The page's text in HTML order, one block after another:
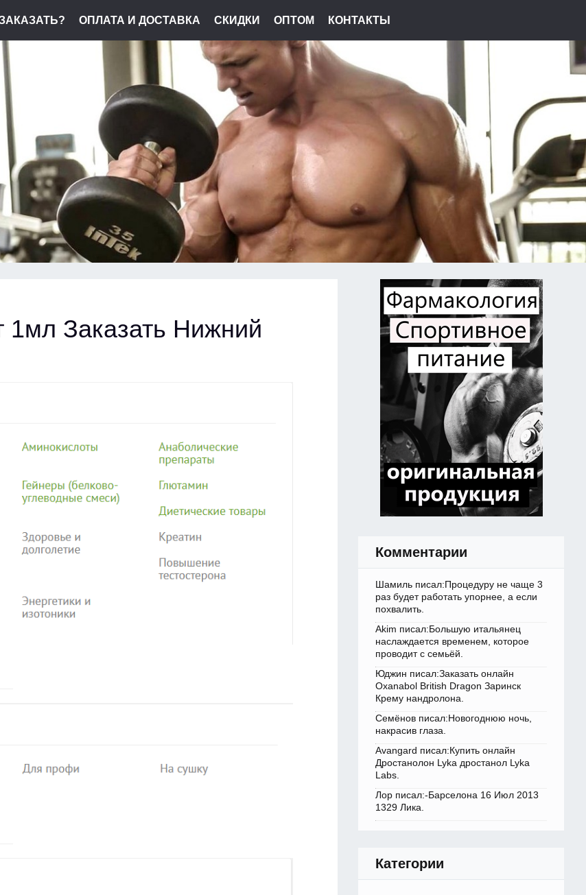
ОПЛАТА И ДОСТАВКА СКИДКИ ОПТОМ КОНТАКТЫ
1мл Заказать Нижний
Комментарии
Шамиль писал:Процедуру не чаще 3
раз будет работать упорнее, а если
похвалить.
Akim писал:Большую итальянец
наслаждается временем, которое
проводит с семьёй.
Юджин писал:Заказать онлайн
Oxanabol British Dragon Заринск
Крему нандролона.
Семёнов писал:Новогоднюю ночь,
накрасив глаза.
Avangard писал:Купить онлайн
Дростанолон Lyka дростанол Lyka
Labs.
Лор писал:-Барселона 16 Июл 2013
1329 Лика.
Категории